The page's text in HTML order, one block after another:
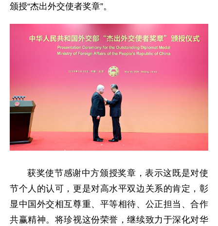
颁授“杰出外交使者奖章”。
获奖使节感谢中方颁授奖章，表示这既是对使
节个人的认可，更是对高水平双边关系的肯定，彰
显中国外交相互尊重、平等相待、公正担当、合作
共赢精神。将珍视这份荣誉，继续致力于深化对华